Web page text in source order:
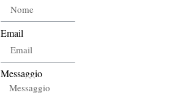
Email
Messaggio